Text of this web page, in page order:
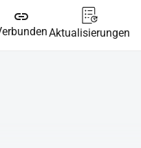
link
Aktualisierungen